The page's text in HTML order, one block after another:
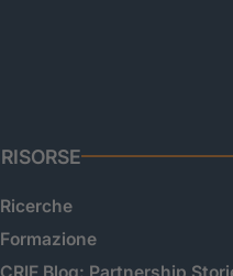
RISORSE
Ricerche
Formazione
CRIF Blog: Partnership